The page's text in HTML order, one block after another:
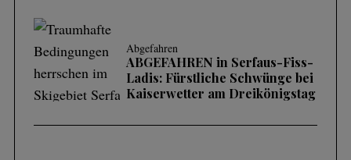
Abgefahren
ABGEFAHREN in Serfaus-Fiss-
Ladis: Fürstliche Schwünge bei
Kaiserwetter am Dreikönigstag